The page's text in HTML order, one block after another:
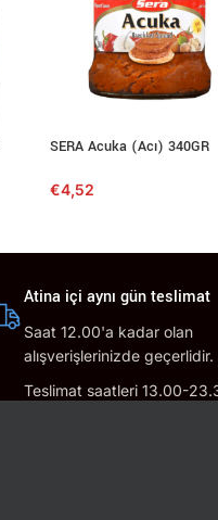
SERA Acuka (Acı) 340GR
€4,52
Atina içi aynı gün teslimat
Saat 12.00'a kadar olan
alışverişlerinizde geçerlidir.
Teslimat saatleri 13.00-